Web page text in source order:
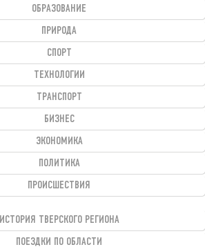
ОБРАЗОВАНИЕ
ПРИРОДА
СПОРТ
ТЕХНОЛОГИИ
ТРАНСПОРТ
БИЗНЕС
ЭКОНОМИКА
ПОЛИТИКА
ПРОИСШЕСТВИЯ
ИСТОРИЯ ТВЕРСКОГО РЕГИОНА
ПОЕЗДКИ ПО ОБЛАСТИ